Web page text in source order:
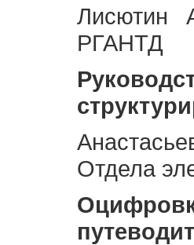
Лисютин
РГАНТД
Отдела